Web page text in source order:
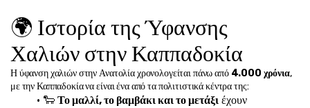
🌍 Ιστορία της Ύφανσης
Χαλιών στην Καππαδοκία
Η ύφανση χαλιών στην Ανατολία χρονολογείται πάνω από 4.000 χρόνια,
με την Καππαδοκία να είναι ένα από τα πολιτιστικά κέντρα της:
🐑 Το μαλλί, το βαμβάκι και το μετάξι έχουν